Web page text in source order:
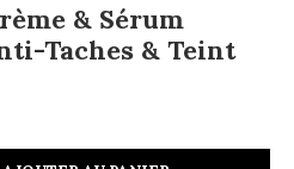
& Sérum
Taches & Teint